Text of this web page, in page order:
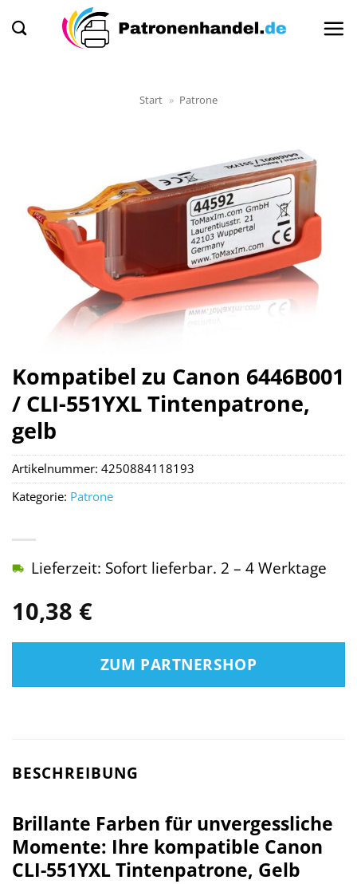
Inhalt
Start » Patrone
Kompatibel zu Canon 6446B001
/ CLI-551YXL Tintenpatrone,
gelb
10,38 €
Lieferzeit: Sofort lieferbar. 2 – 4 Werktage
ZUM PARTNERSHOP
Artikelnummer: 4250884118193
Kategorie: Patrone
BESCHREIBUNG
Brillante Farben für unvergessliche
Momente: Ihre kompatible Canon
CLI-551YXL Tintenpatrone, Gelb